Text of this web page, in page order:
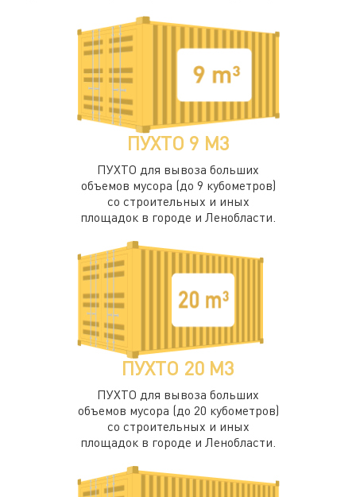
ПУХТО 9 М3
ПУХТО для вывоза больших
объемов мусора (до 9 кубометров)
со строительных и иных
площадок в городе и Ленобласти.
ПУХТО 20 М3
ПУХТО для вывоза больших
объемов мусора (до 20 кубометров)
со строительных и иных
площадок в городе и Ленобласти.